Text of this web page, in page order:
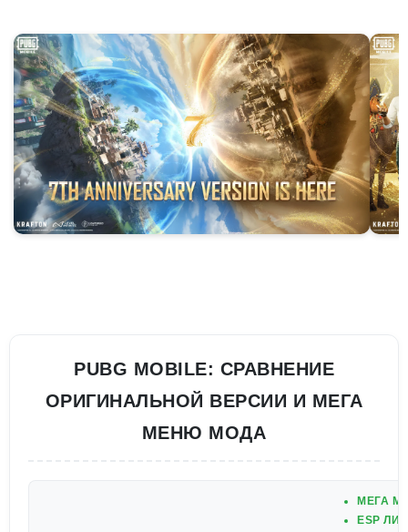
PUBG MOBILE: СРАВНЕНИЕ
ОРИГИНАЛЬНОЙ ВЕРСИИ И МЕГА
МЕНЮ МОДА
МЕГА
ESP